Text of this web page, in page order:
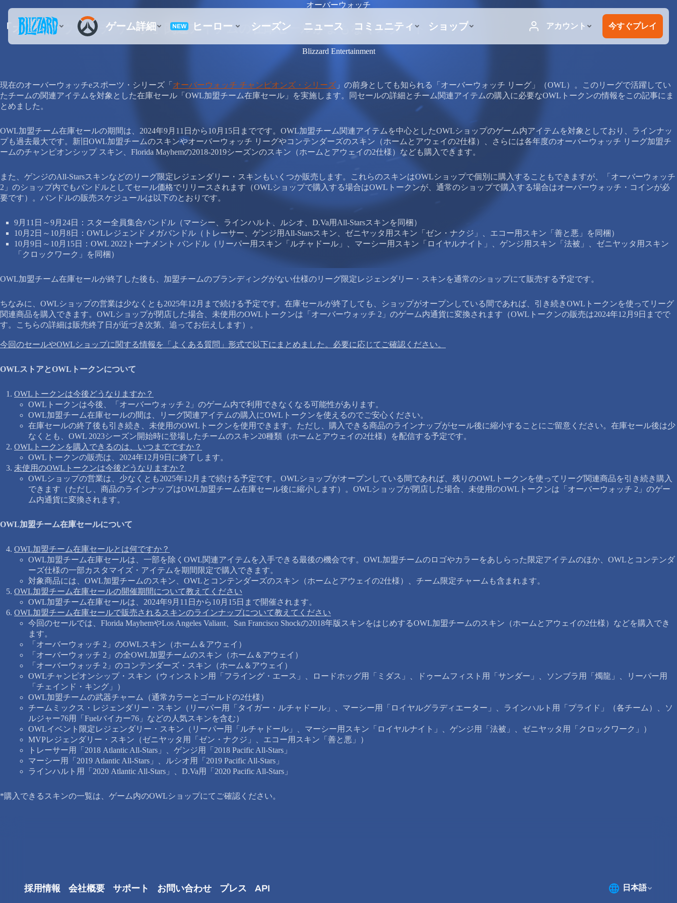
オーバーウォッチ
「オーバーウォッチ リーグ」関連アイテムの在庫セールがまもなくスタート
Blizzard Entertainment
現在のオーバーウォッチeスポーツ・シリーズ「 オーバーウォッチ チャンピオンズ・シリーズ 」の前身としても知られる「オーバーウォッチ リーグ」（OWL）。このリーグで活躍してい
たチームの関連アイテムを対象とした在庫セール「OWL加盟チーム在庫セール」を実施します。同セールの詳細とチーム関連アイテムの購入に必要なOWLトークンの情報をこの記事にま
とめました。
OWL加盟チーム在庫セールの期間は、2024年9月11日から10月15日までです。OWL加盟チーム関連アイテムを中心としたOWLショップのゲーム内アイテムを対象としており、ラインナッ
プも過去最大です。新旧OWL加盟チームのスキンやオーバーウォッチ リーグやコンテンダーズのスキン（ホームとアウェイの2仕様）、さらには各年度のオーバーウォッチ リーグ加盟チ
ームのチャンピオンシップ スキン、Florida Mayhemの2018-2019シーズンのスキン（ホームとアウェイの2仕様）なども購入できます。
また、ゲンジのAll-Starsスキンなどのリーグ限定レジェンダリー・スキンもいくつか販売します。これらのスキンはOWLショップで個別に購入することもできますが、「オーバーウォッチ
2」のショップ内でもバンドルとしてセール価格でリリースされます（OWLショップで購入する場合はOWLトークンが、通常のショップで購入する場合はオーバーウォッチ・コインが必
要です）。バンドルの販売スケジュールは以下のとおりです。
9月11日～9月24日：スター全員集合バンドル（マーシー、ラインハルト、ルシオ、D.Va用All-Starsスキンを同梱）
10月2日～10月8日：OWLレジェンド メガバンドル（トレーサー、ゲンジ用All-Starsスキン、ゼニヤッタ用スキン「ゼン・ナクジ」、エコー用スキン「善と悪」を同梱）
10月9日～10月15日：OWL 2022トーナメント バンドル（リーパー用スキン「ルチャドール」、マーシー用スキン「ロイヤルナイト」、ゲンジ用スキン「法被」、ゼニヤッタ用スキン
「クロックワーク」を同梱）
OWL加盟チーム在庫セールが終了した後も、加盟チームのブランディングがない仕様のリーグ限定レジェンダリー・スキンを通常のショップにて販売する予定です。
ちなみに、OWLショップの営業は少なくとも2025年12月まで続ける予定です。在庫セールが終了しても、ショップがオープンしている間であれば、引き続きOWLトークンを使ってリーグ
関連商品を購入できます。OWLショップが閉店した場合、未使用のOWLトークンは「オーバーウォッチ 2」のゲーム内通貨に変換されます（OWLトークンの販売は2024年12月9日までで
す。こちらの詳細は販売終了日が近づき次第、追ってお伝えします）。
今回のセールやOWLショップに関する情報を「よくある質問」形式で以下にまとめました。必要に応じてご確認ください。
OWLストアとOWLトークンについて
OWLトークンは今後どうなりますか？
OWLトークンは今後、「オーバーウォッチ 2」のゲーム内で利用できなくなる可能性があります。
OWL加盟チーム在庫セールの間は、リーグ関連アイテムの購入にOWLトークンを使えるのでご安心ください。
在庫セールの終了後も引き続き、未使用のOWLトークンを使用できます。ただし、購入できる商品のラインナップがセール後に縮小することにご留意ください。在庫セール後は少
なくとも、OWL 2023シーズン開始時に登場したチームのスキン20種類（ホームとアウェイの2仕様）を配信する予定です。
OWLトークンを購入できるのは、いつまでですか？
OWLトークンの販売は、2024年12月9日に終了します。
未使用のOWLトークンは今後どうなりますか？
OWLショップの営業は、少なくとも2025年12月まで続ける予定です。OWLショップがオープンしている間であれば、残りのOWLトークンを使ってリーグ関連商品を引き続き購入
できます（ただし、商品のラインナップはOWL加盟チーム在庫セール後に縮小します）。OWLショップが閉店した場合、未使用のOWLトークンは「オーバーウォッチ 2」のゲー
ム内通貨に変換されます。
OWL加盟チーム在庫セールについて
OWL加盟チーム在庫セールとは何ですか？
OWL加盟チーム在庫セールは、一部を除くOWL関連アイテムを入手できる最後の機会です。OWL加盟チームのロゴやカラーをあしらった限定アイテムのほか、OWLとコンテンダ
ーズ仕様の一部カスタマイズ・アイテムを期間限定で購入できます。
対象商品には、OWL加盟チームのスキン、OWLとコンテンダーズのスキン（ホームとアウェイの2仕様）、チーム限定チャームも含まれます。
OWL加盟チーム在庫セールの開催期間について教えてください
OWL加盟チーム在庫セールは、2024年9月11日から10月15日まで開催されます。
OWL加盟チーム在庫セールで販売されるスキンのラインナップについて教えてください
今回のセールでは、Florida MayhemやLos Angeles Valiant、San Francisco Shockの2018年版スキンをはじめするOWL加盟チームのスキン（ホームとアウェイの2仕様）などを購入でき
ます。
「オーバーウォッチ 2」のOWLスキン（ホーム＆アウェイ）
「オーバーウォッチ 2」の全OWL加盟チームのスキン（ホーム＆アウェイ）
「オーバーウォッチ 2」のコンテンダーズ・スキン（ホーム＆アウェイ）
OWLチャンピオンシップ・スキン（ウィンストン用「フライング・エース」、ロードホッグ用「ミダス」、ドゥームフィスト用「サンダー」、ソンブラ用「燭龍」、リーパー用
「チェインド・キング」）
OWL加盟チームの武器チャーム（通常カラーとゴールドの2仕様）
チームミックス・レジェンダリー・スキン（リーパー用「タイガー・ルチャドール」、マーシー用「ロイヤルグラディエーター」、ラインハルト用「プライド」（各チーム）、ソ
ルジャー76用「Fuelバイカー76」などの人気スキンを含む）
OWLイベント限定レジェンダリー・スキン（リーパー用「ルチャドール」、マーシー用スキン「ロイヤルナイト」、ゲンジ用「法被」、ゼニヤッタ用「クロックワーク」）
MVPレジェンダリー・スキン（ゼニヤッタ用「ゼン・ナクジ」、エコー用スキン「善と悪」）
トレーサー用「2018 Atlantic All-Stars」、ゲンジ用「2018 Pacific All-Stars」
マーシー用「2019 Atlantic All-Stars」、ルシオ用「2019 Pacific All-Stars」
ラインハルト用「2020 Atlantic All-Stars」、D.Va用「2020 Pacific All-Stars」
*購入できるスキンの一覧は、ゲーム内のOWLショップにてご確認ください。